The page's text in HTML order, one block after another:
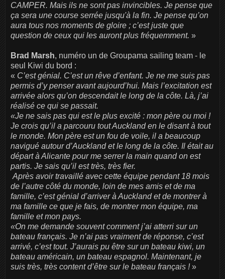
CAMPER. Mais ils ne sont pas invincibles. Je pense que
ça sera une course serrée jusqu'à la fin. Je pense qu’on
aura tous nos moments de gloire ; c’est juste que
question de ceux qui les auront plus fréquemment. »
Brad Marsh, numéro un de Groupama sailing team - le
seul Kiwi du bord :
« C’est génial. C’est un rêve d’enfant. Je ne me suis pas
permis d’y penser avant aujourd’hui. Mais l’excitation est
arrivée alors qu’on descendait le long de la côte. Là, j’ai
réalisé ce qui se passait.
«Je ne sais pas qui est le plus excité : mon père ou moi !
Je crois qu’il a parcouru tout Auckland en le disant à tout
le monde. Mon père est un fou de voile, il a beaucoup
navigué autour d’Auckland et le long de la côte. Il était au
départ à Alicante pour me serrer la main quand on est
partis. Je sais qu’il est très, très fier.
Après avoir travaillé avec cette équipe pendant 18 mois
de l’autre côté du monde, loin de mes amis et de ma
famille, c’est génial d’arriver à Auckland et de montrer à
ma famille ce que je fais, de montrer mon équipe, ma
famille et mon pays.
«On me demande souvent comment j’ai atterri sur un
bateau français. Je n’ai pas vraiment de réponse, c’est
arrivé, c’est tout. J’aurais pu être sur un bateau kiwi, un
bateau américain, un bateau espagnol. Maintenant, je
suis très, très content d’être sur le bateau français !»